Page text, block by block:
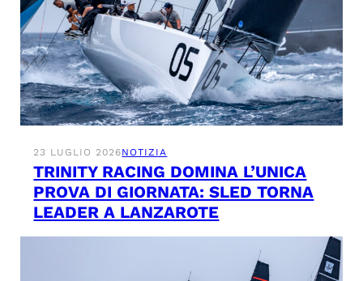
23 LUGLIO 2026NOTIZIA
TRINITY RACING DOMINA L’UNICA
PROVA DI GIORNATA: SLED TORNA
LEADER A LANZAROTE